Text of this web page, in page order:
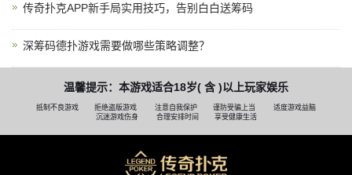
传奇扑克APP新手局实用技巧，告别白白送筹码
深筹码德扑游戏需要做哪些策略调整？
温馨提示：本游戏适合18岁( 含 )以上玩家娱乐
抵制不良游戏 拒绝盗版游戏 注意自我保护 谨防受骗上当
适度游戏益脑
沉迷游戏伤身
合理安排时间 享受健康生活